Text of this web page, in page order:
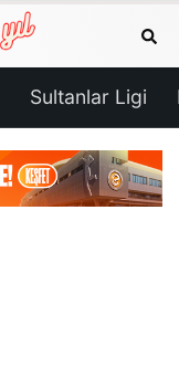
Sultanlar Ligi